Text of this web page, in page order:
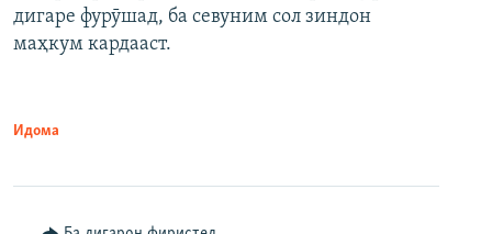
дигаре фурӯшад, ба севуним сол зиндон
маҳкум кардааст.
Идома